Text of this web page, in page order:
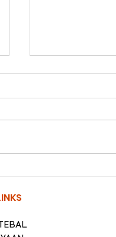
Belanjawan
Menyeluruh